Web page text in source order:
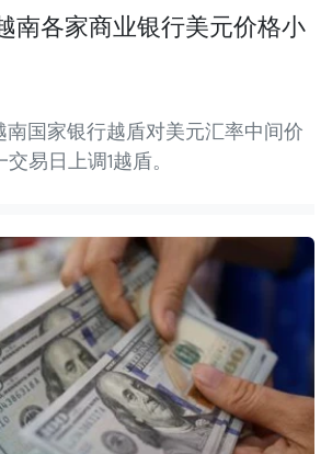
南各家商业银行美元价格小
南国家银行越盾对美元汇率中间价
易日上调1越盾。